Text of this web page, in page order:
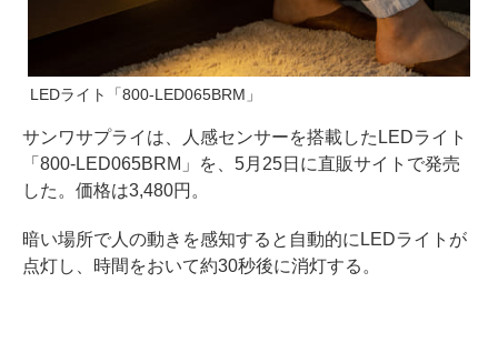
LEDライト「800-LED065BRM」
サンワサプライは、人感センサーを搭載したLEDライト
「800-LED065BRM」を、5月25日に直販サイトで発売
した。価格は3,480円。
暗い場所で人の動きを感知すると自動的にLEDライトが
点灯し、時間をおいて約30秒後に消灯する。